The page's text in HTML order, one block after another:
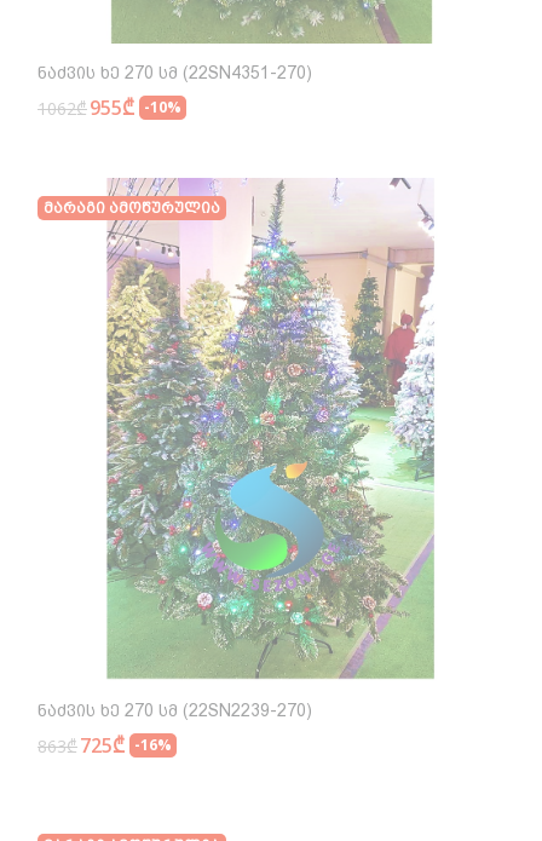
Ნაძვის Ხე 270 Სმ (22SN4351-270)
1062₾955₾ -10%
Მარაგი Ამოწურულია
Ნაძვის Ხე 270 Სმ (22SN2239-270)
863₾725₾ -16%